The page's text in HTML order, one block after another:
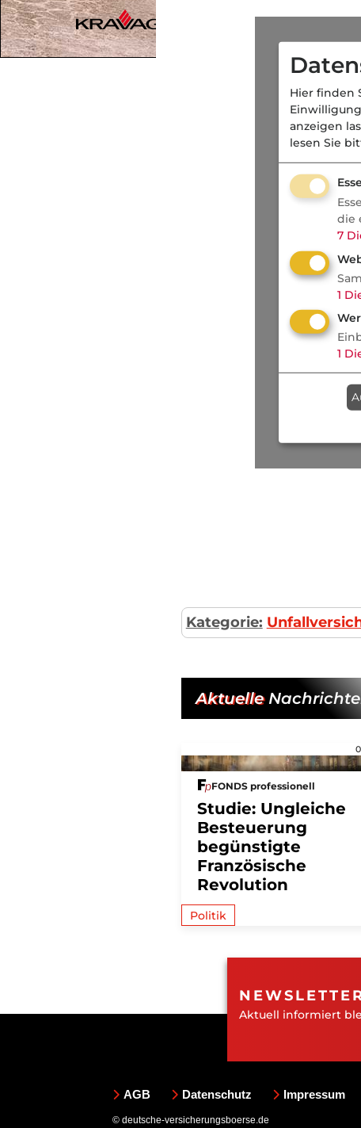
Kategorie:
Aktuelle
FONDS professionell
Studie: Ungleiche
Besteuerung
begünstigte
Französische
Revolution
Politik
Aktuell informiert
AGB Datenschutz Impressum
© deutsche-versicherungsboerse.de
Hier finden
anzeigen
lesen Sie
die
7
1
1